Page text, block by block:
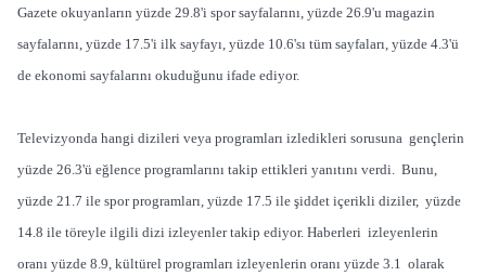
Gazete okuyanların yüzde 29.8'i spor sayfalarını, yüzde 26.9'u magazin
sayfalarını, yüzde 17.5'i ilk sayfayı, yüzde 10.6'sı tüm sayfaları, yüzde 4.3'ü
de ekonomi sayfalarını okuduğunu ifade ediyor.
Televizyonda hangi dizileri veya programları izledikleri sorusuna gençlerin
yüzde 26.3'ü eğlence programlarını takip ettikleri yanıtını verdi. Bunu,
yüzde 21.7 ile spor programları, yüzde 17.5 ile şiddet içerikli diziler, yüzde
14.8 ile töreyle ilgili dizi izleyenler takip ediyor. Haberleri izleyenlerin
oranı yüzde 8.9, kültürel programları izleyenlerin oranı yüzde 3.1 olarak